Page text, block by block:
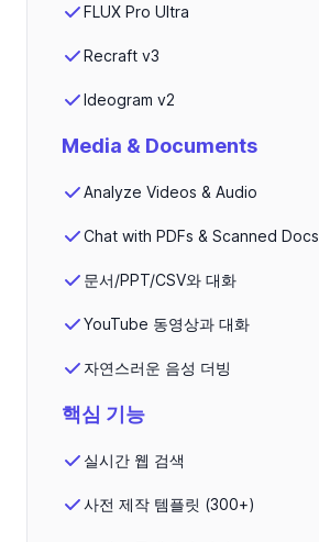
FLUX Pro Ultra
Recraft v3
Ideogram v2
Media & Documents
Analyze Videos & Audio
Chat with PDFs & Scanned Docs
문서/PPT/CSV와 대화
YouTube 동영상과 대화
자연스러운 음성 더빙
핵심 기능
실시간 웹 검색
사전 제작 템플릿 (300+)